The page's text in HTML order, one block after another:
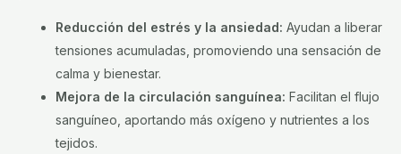
Reducción del estrés y la ansiedad: Ayudan a liberar
tensiones acumuladas, promoviendo una sensación de
calma y bienestar.
Mejora de la circulación sanguínea: Facilitan el flujo
sanguíneo, aportando más oxígeno y nutrientes a los
tejidos.